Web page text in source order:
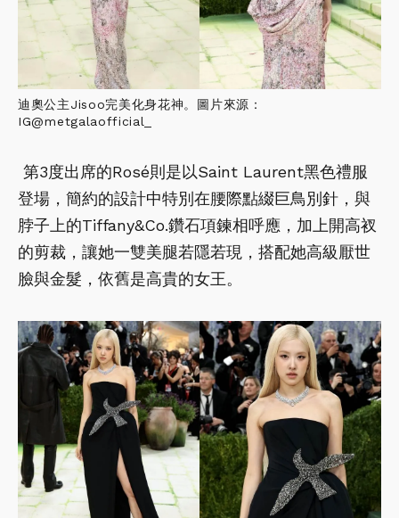
迪奧公主Jisoo完美化身花神。圖片來源：
IG@metgalaofficial_
第3度出席的Rosé則是以Saint Laurent黑色禮服
登場，簡約的設計中特別在腰際點綴巨鳥別針，與
脖子上的Tiffany&Co.鑽石項鍊相呼應，加上開高衩
的剪裁，讓她一雙美腿若隱若現，搭配她高級厭世
臉與金髮，依舊是高貴的女王。